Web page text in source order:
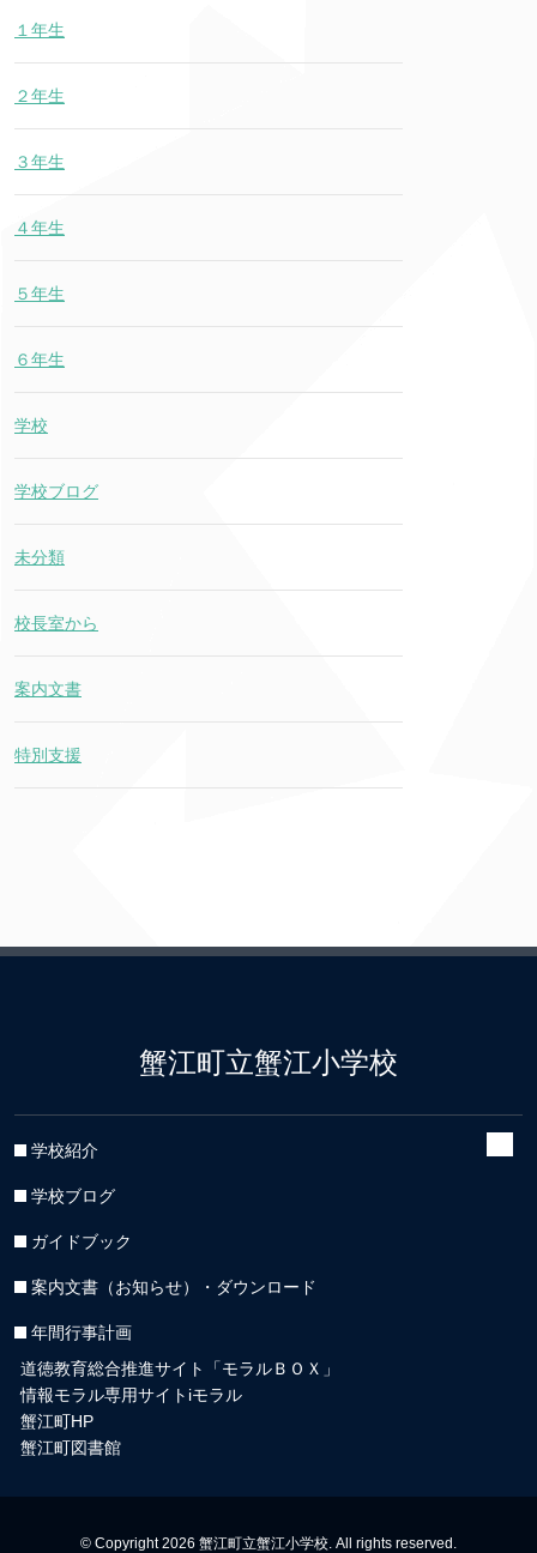
１年生
２年生
３年生
４年生
５年生
６年生
学校
学校ブログ
未分類
校長室から
案内文書
特別支援
蟹江町立蟹江小学校
学校紹介
学校ブログ
ガイドブック
案内文書（お知らせ）・ダウンロード
年間行事計画
道徳教育総合推進サイト「モラルＢＯＸ」
情報モラル専用サイトiモラル
蟹江町HP
蟹江町図書館
© Copyright 2026 蟹江町立蟹江小学校. All rights reserved.